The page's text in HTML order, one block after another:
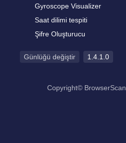
Gyroscope Visualizer
Saat dilimi tespiti
Şifre Oluşturucu
Günlüğü değiştir 1.4.1.0
Copyright© BrowserScan